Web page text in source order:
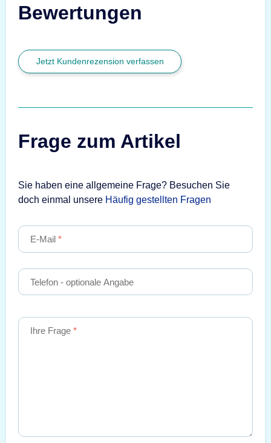
Bewertungen
Jetzt Kundenrezension verfassen
Frage zum Artikel
Sie haben eine allgemeine Frage? Besuchen Sie
doch einmal unsere Häufig gestellten Fragen
E-Mail
Telefon - optionale Angabe
Ihre Frage